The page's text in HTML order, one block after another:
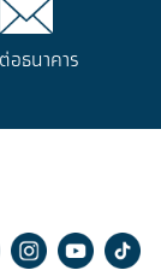
อธนาคาร
TwitterInstagram